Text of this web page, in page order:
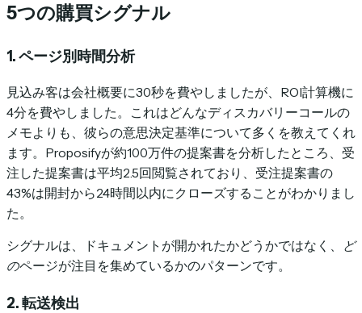
5つの購買シグナル
1. ページ別時間分析
見込み客は会社概要に30秒を費やしましたが、ROI計算機に
4分を費やしました。これはどんなディスカバリーコールの
メモよりも、彼らの意思決定基準について多くを教えてくれ
ます。Proposifyが約100万件の提案書を分析したところ、受
注した提案書は平均2.5回閲覧されており、受注提案書の
43%は開封から24時間以内にクローズすることがわかりまし
た。
シグナルは、ドキュメントが開かれたかどうかではなく、
ど
のページが注目を集めているかのパターンです。
2. 転送検出